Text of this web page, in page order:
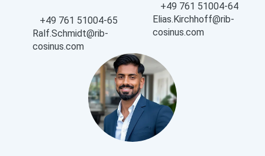
+49 761 51004-65
Ralf.Schmidt@rib-
cosinus.com
+49 761 51004-64
Elias.Kirchhoff@rib-
cosinus.com